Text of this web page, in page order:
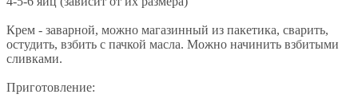
Крем - заварной, можно магазинный из пакетика, сварить,
остудить, взбить с пачкой масла. Можно начинить взбитыми
сливками.
Приготовление: